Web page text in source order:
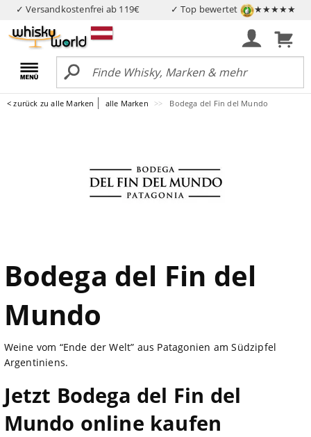
✓ Versandkostenfrei ab 119€ ✓ Top bewertet ★★★★★
< zurück zu alle Marken alle Marken Bodega del Fin del Mundo
Bodega del Fin del
Mundo
Weine vom “Ende der Welt” aus Patagonien am Südzipfel
Argentiniens.
Jetzt Bodega del Fin del
Mundo online kaufen